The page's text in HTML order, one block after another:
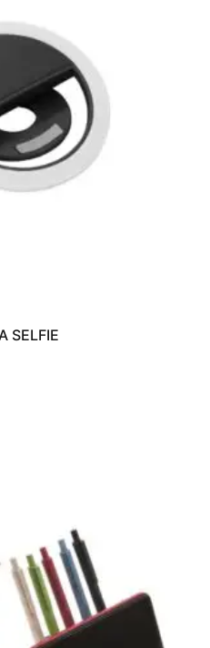
SELFIE